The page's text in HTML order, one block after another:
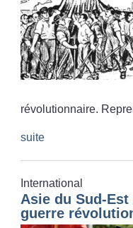
révolutionnaire.
suite
International
Asie du Sud-
guerre